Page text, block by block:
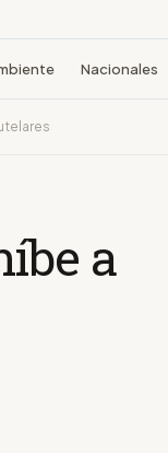
Nacionales
a